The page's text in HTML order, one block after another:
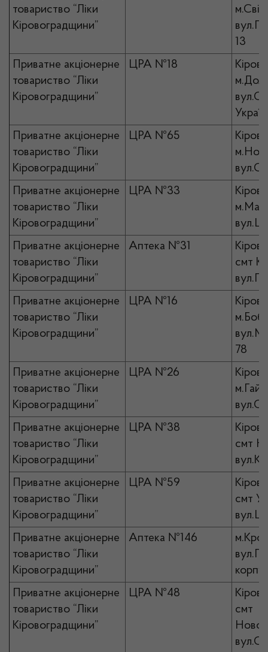
товариство “Ліки
Кіровоградщини”
13
Приватне акціонерне
товариство “Ліки
Кіровоградщини”
ЦРА №18
Приватне акціонерне
товариство “Ліки
Кіровоградщини”
ЦРА №65
Приватне акціонерне
товариство “Ліки
Кіровоградщини”
ЦРА №33
Приватне акціонерне
товариство “Ліки
Кіровоградщини”
Аптека №31
смт
Приватне акціонерне
товариство “Ліки
Кіровоградщини”
ЦРА №16
78
Приватне акціонерне
товариство “Ліки
Кіровоградщини”
ЦРА №26
Приватне акціонерне
товариство “Ліки
Кіровоградщини”
ЦРА №38
смт
Приватне акціонерне
товариство “Ліки
Кіровоградщини”
ЦРА №59
смт
Приватне акціонерне
товариство “Ліки
Кіровоградщини”
Аптека №146
Приватне акціонерне
товариство “Ліки
Кіровоградщини”
ЦРА №48
смт